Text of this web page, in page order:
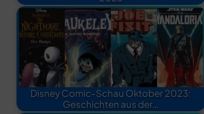
Disney Comic-Schau Oktober 2023:
Geschichten aus der…